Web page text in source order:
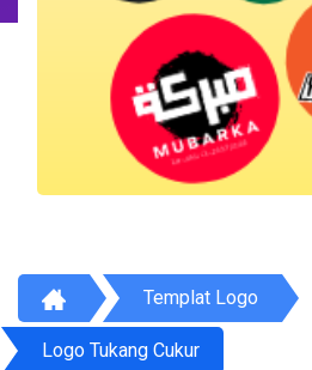
Templat Logo
Logo Tukang Cukur